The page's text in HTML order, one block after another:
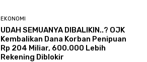
EKONOMI
UDAH SEMUANYA DIBALIKIN..? OJK
Kembalikan Dana Korban Penipuan
Rp 204 Miliar, 600.000 Lebih
Rekening Diblokir